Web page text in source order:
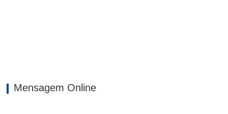
Mensagem Online